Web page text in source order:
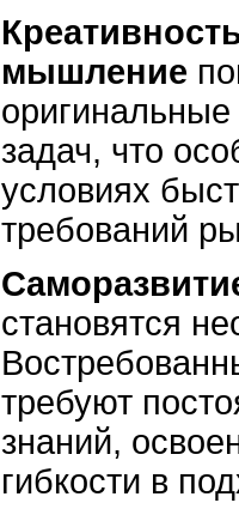
мышление
задач, что
условиях
требований
становятся
требуют
знаний,
гибкости в